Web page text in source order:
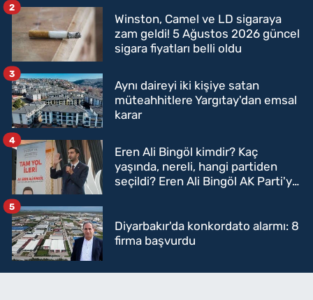
Winston, Camel ve LD sigaraya
zam geldi! 5 Ağustos 2026 güncel
sigara fiyatları belli oldu
2
Aynı daireyi iki kişiye satan
müteahhitlere Yargıtay'dan emsal
karar
3
Eren Ali Bingöl kimdir? Kaç
yaşında, nereli, hangi partiden
seçildi? Eren Ali Bingöl AK Parti'ye
4
Diyarbakır'da konkordato alarmı: 8
firma başvurdu
5